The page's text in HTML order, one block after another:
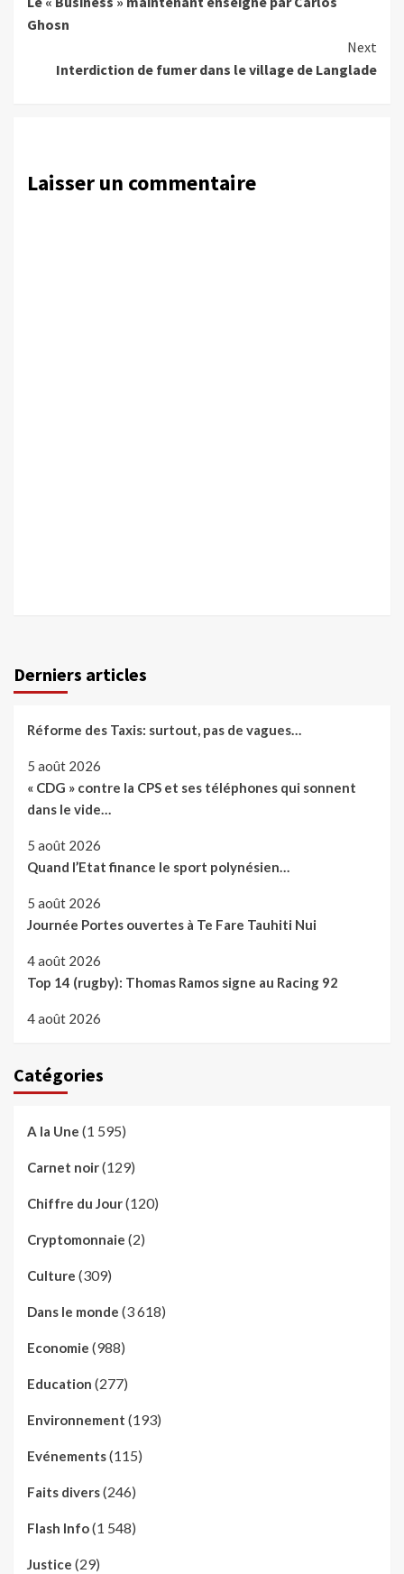
Reading
Ghosn
Next
Interdiction de fumer dans le village de Langlade
Laisser un commentaire
Derniers articles
Réforme des Taxis: surtout, pas de vagues…
5 août 2026
« CDG » contre la CPS et ses téléphones qui sonnent
dans le vide…
5 août 2026
Quand l’Etat finance le sport polynésien…
5 août 2026
Journée Portes ouvertes à Te Fare Tauhiti Nui
4 août 2026
Top 14 (rugby): Thomas Ramos signe au Racing 92
4 août 2026
Catégories
A la Une (1 595)
Carnet noir(129)
Chiffre du Jour(120)
Cryptomonnaie (2)
Culture (309)
Dans le monde (3 618)
Economie (988)
Education (277)
Environnement (193)
Evénements(115)
Faits divers(246)
Flash Info(1 548)
Justice (29)